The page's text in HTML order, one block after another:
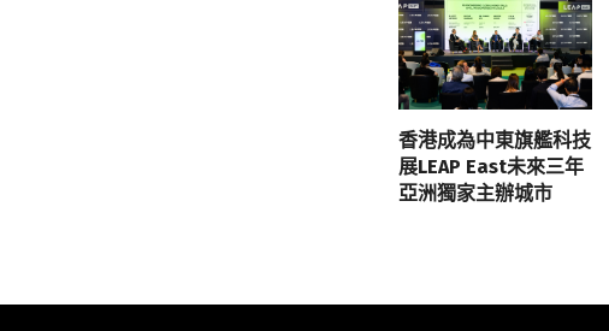
香港成為中東旗艦科技
展LEAP East未來三年
亞洲獨家主辦城市